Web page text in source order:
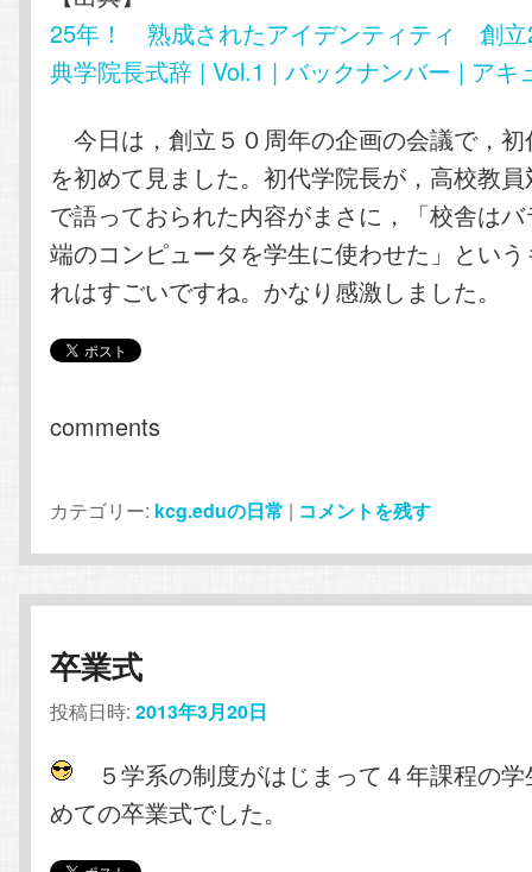
25年！ 熟成されたアイデンティティ 創立
典学院長式辞 | Vol.1 | バックナンバー | アキ
今日は，創立５０周年の企画の会議で，
を初めて見ました。初代学院長が，高校教
で語っておられた内容がまさに，「校舎は
端のコンピュータを学生に使わせた」とい
れはすごいですね。かなり感激しました。
comments
カテゴリー: kcg.eduの日常 | コメントを残す
卒業式
投稿日時:2013年3月20日
５学系の制度がはじまって４年課程の
めての卒業式でした。